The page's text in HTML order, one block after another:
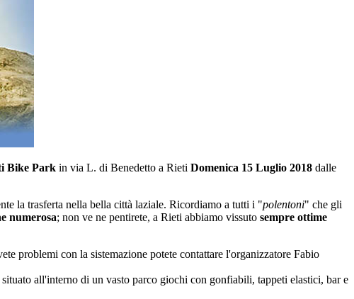
Bike Park in via L. di Benedetto a Rieti Domenica 15 Luglio 2018 dalle
la trasferta nella bella città laziale. Ricordiamo a tutti i "polentoni" che gli
numerosa; non ve ne pentirete, a Rieti abbiamo vissuto sempre ottime
problemi con la sistemazione potete contattare l'organizzatore Fabio
all'interno di un vasto parco giochi con gonfiabili, tappeti elastici, bar e